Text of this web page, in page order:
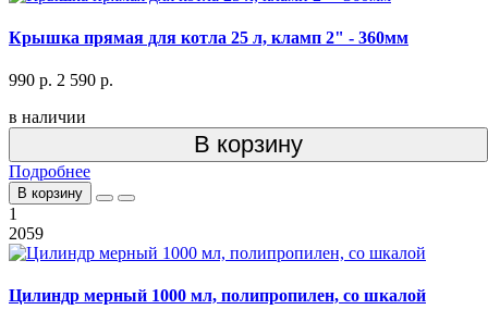
Крышка прямая для котла 25 л, кламп 2" - 360мм
990 р. 2 590 р.
в наличии
В корзину
Подробнее
В корзину
1
2059
Цилиндр мерный 1000 мл, полипропилен, со шкалой